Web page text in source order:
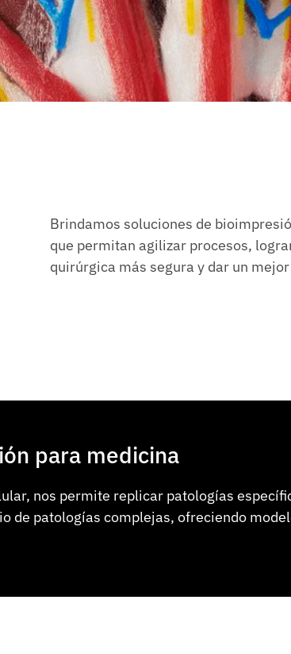
Brindamos soluciones de
que permitan agilizar procesos,
quirúrgica más segura y dar un
para medicina
nos permite replicar patologías
de patologías complejas, ofreciendo